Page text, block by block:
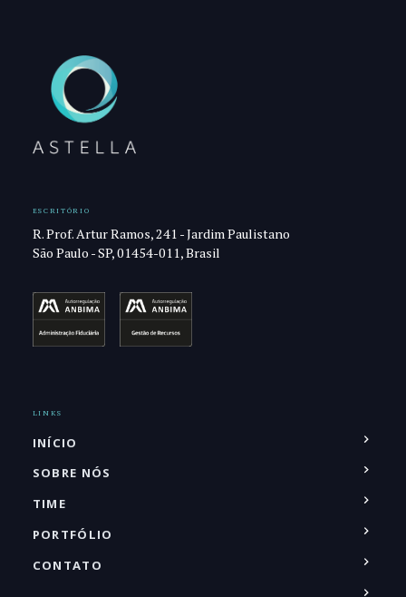
ESCRITÓRIO
R. Prof. Artur Ramos, 241 - Jardim Paulistano
São Paulo - SP, 01454-011, Brasil
LINKS
INÍCIO
SOBRE NÓS
TIME
PORTFÓLIO
CONTATO